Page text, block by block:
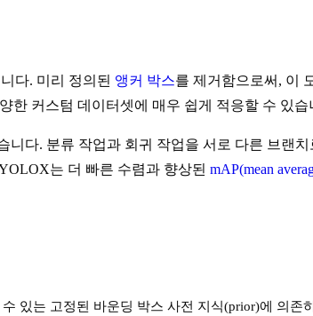
다. 미리 정의된 앵커 박스를 제거함으로써, 이
한 커스텀 데이터셋에 매우 쉽게 적응할 수 있습
니다. 분류 작업과 회귀 작업을 서로 다른 브랜
는 더 빠른 수렴과 향상된 mAP(mean
있는 고정된 바운딩 박스 사전 지식(prior)에 의